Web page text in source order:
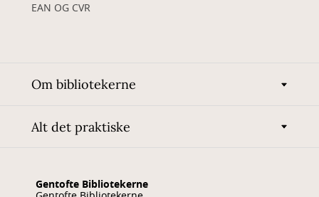
EAN OG CVR
Om bibliotekerne
Alt det praktiske
Gentofte Bibliotekerne